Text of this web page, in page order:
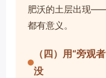
肥沃的土层出现
都有意义。
（四）用“旁观
没